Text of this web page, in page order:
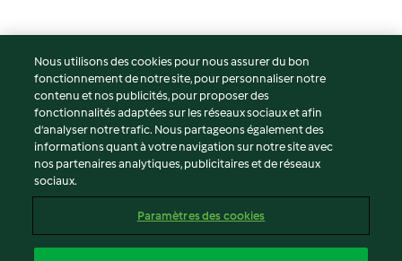
© Copyright 2026
Conditions d'utilisation
Politique de confidentialité
Non-responsabilité
Mentions légales
Contenu du rapport
Nous utilisons des cookies pour nous assurer du bon
fonctionnement de notre site, pour personnaliser notre
contenu et nos publicités, pour proposer des
fonctionnalités adaptées sur les réseaux sociaux et afin
d’analyser notre trafic. Nous partageons également des
informations quant à votre navigation sur notre site avec
nos partenaires analytiques, publicitaires et de réseaux
sociaux.
Paramètres des cookies